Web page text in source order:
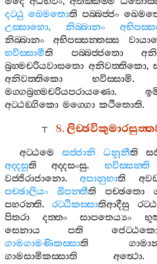
දට‍්ඨු ඛෙමතොති පබ‍්බජ‍්ජං
උස‍්සාහො, නිබ‍්බානං
නිබ‍්බානං
අභිපස‍්සන‍්තස‍්ස
භවිස‍්සාමීති පබ‍්බජ‍්ජතො
බ්‍රහ‍්මචරියවාසතො අනිවත‍්තිකො,
අනිවත‍්තිකො
භවිස‍්සාමි
මග‍්ගබ්‍රහ‍්මචරියපරායණො.
අට‍්ඨඞ‍්ගිකො මග‍්ගො කථිතොති.
8.
අට‍්ඨමෙ සජ‍්ජානි ධනූනීති
අද‍්දසූති අද‍්දසංසු. භවිස‍්සන‍්ති
වජ‍්ජිරාජානො.අපානුභාති
පච‍්ඡාලියං
ඛිපන‍්තීති පච‍්ඡතො
පහරන‍්ති.රට‍්ඨිකස‍්සාතිආදීසු
පිතරා
දත‍්තං සාපතෙය්‍යං
සෙනාය
පති
ගාමගාමණිකස‍්සාති
ගාමසාමිකස‍්සාති
අත්‍ථො